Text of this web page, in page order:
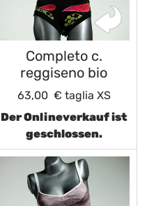
Completo c.
reggiseno bio
63,00 € taglia XS
Der Onlineverkauf ist
geschlossen.